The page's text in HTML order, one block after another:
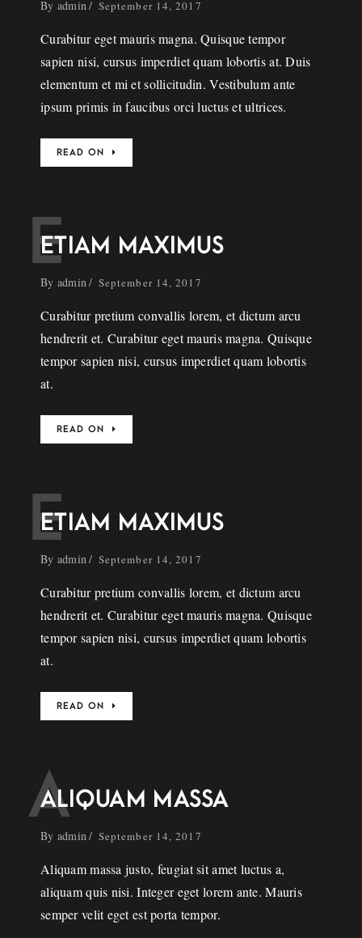
By admin September 14, 2017
Curabitur eget mauris magna. Quisque tempor
sapien nisi, cursus imperdiet quam lobortis at. Duis
elementum et mi et sollicitudin. Vestibulum ante
ipsum primis in faucibus orci luctus et ultrices.
READ ON
ETIAM MAXIMUS
E
By admin September 14, 2017
Curabitur pretium convallis lorem, et dictum arcu
hendrerit et. Curabitur eget mauris magna. Quisque
tempor sapien nisi, cursus imperdiet quam lobortis
at.
READ ON
ETIAM MAXIMUS
E
By admin September 14, 2017
Curabitur pretium convallis lorem, et dictum arcu
hendrerit et. Curabitur eget mauris magna. Quisque
tempor sapien nisi, cursus imperdiet quam lobortis
at.
READ ON
ALIQUAM MASSA
A
By admin September 14, 2017
Aliquam massa justo, feugiat sit amet luctus a,
aliquam quis nisi. Integer eget lorem ante. Mauris
semper velit eget est porta tempor.